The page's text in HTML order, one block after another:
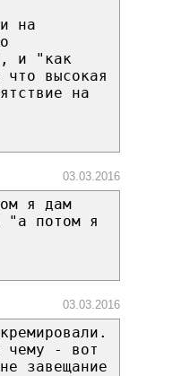
на
и "как
высокая
на
03.03.2016
я дам
"а потом я
03.03.2016
чему - вот
завещание